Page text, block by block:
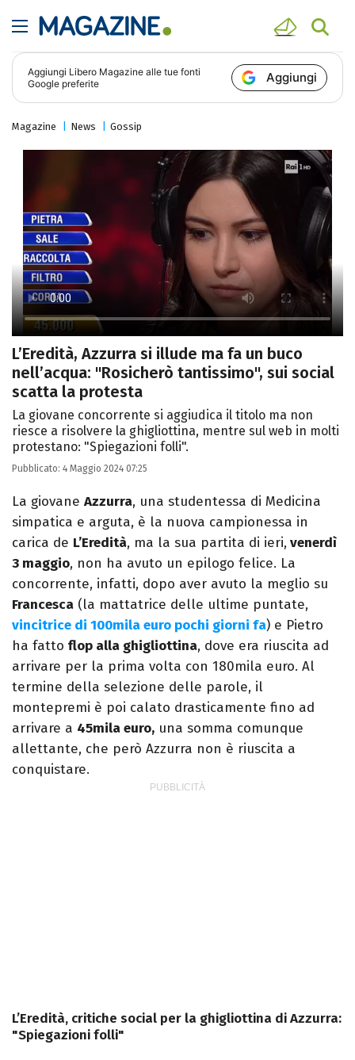
Aggiungi Libero Magazine alle tue fonti
Google preferite
Aggiungi
Magazine News Gossip
L’Eredità, Azzurra si illude ma fa un buco
nell’acqua: "Rosicherò tantissimo", sui social
scatta la protesta
La giovane concorrente si aggiudica il titolo ma non
riesce a risolvere la ghigliottina, mentre sul web in molti
protestano: "Spiegazioni folli".
Pubblicato: 4 Maggio 2024 07:25
La giovane Azzurra, una studentessa di Medicina
simpatica e arguta, è la nuova campionessa in
carica de L’Eredità, ma la sua partita di ieri, venerdì
3 maggio, non ha avuto un epilogo felice. La
concorrente, infatti, dopo aver avuto la meglio su
Francesca (la mattatrice delle ultime puntate,
vincitrice di 100mila euro pochi giorni fa) e Pietro
ha fatto flop alla ghigliottina, dove era riuscita ad
arrivare per la prima volta con 180mila euro. Al
termine della selezione delle parole, il
montepremi è poi calato drasticamente fino ad
arrivare a 45mila euro, una somma comunque
allettante, che però Azzurra non è riuscita a
conquistare.
L’Eredità, critiche social per la ghigliottina di Azzurra:
"Spiegazioni folli"